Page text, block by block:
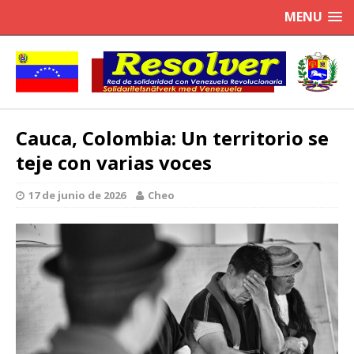
MENU
Cauca, Colombia: Un territorio se
teje con varias voces
17 de junio de 2026 Cheo